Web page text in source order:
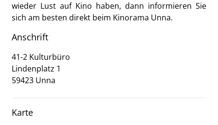
wieder Lust auf Kino haben, dann informieren Sie
sich am besten direkt beim Kinorama Unna.
Anschrift
41-2 Kulturbüro
Lindenplatz 1
59423 Unna
Karte